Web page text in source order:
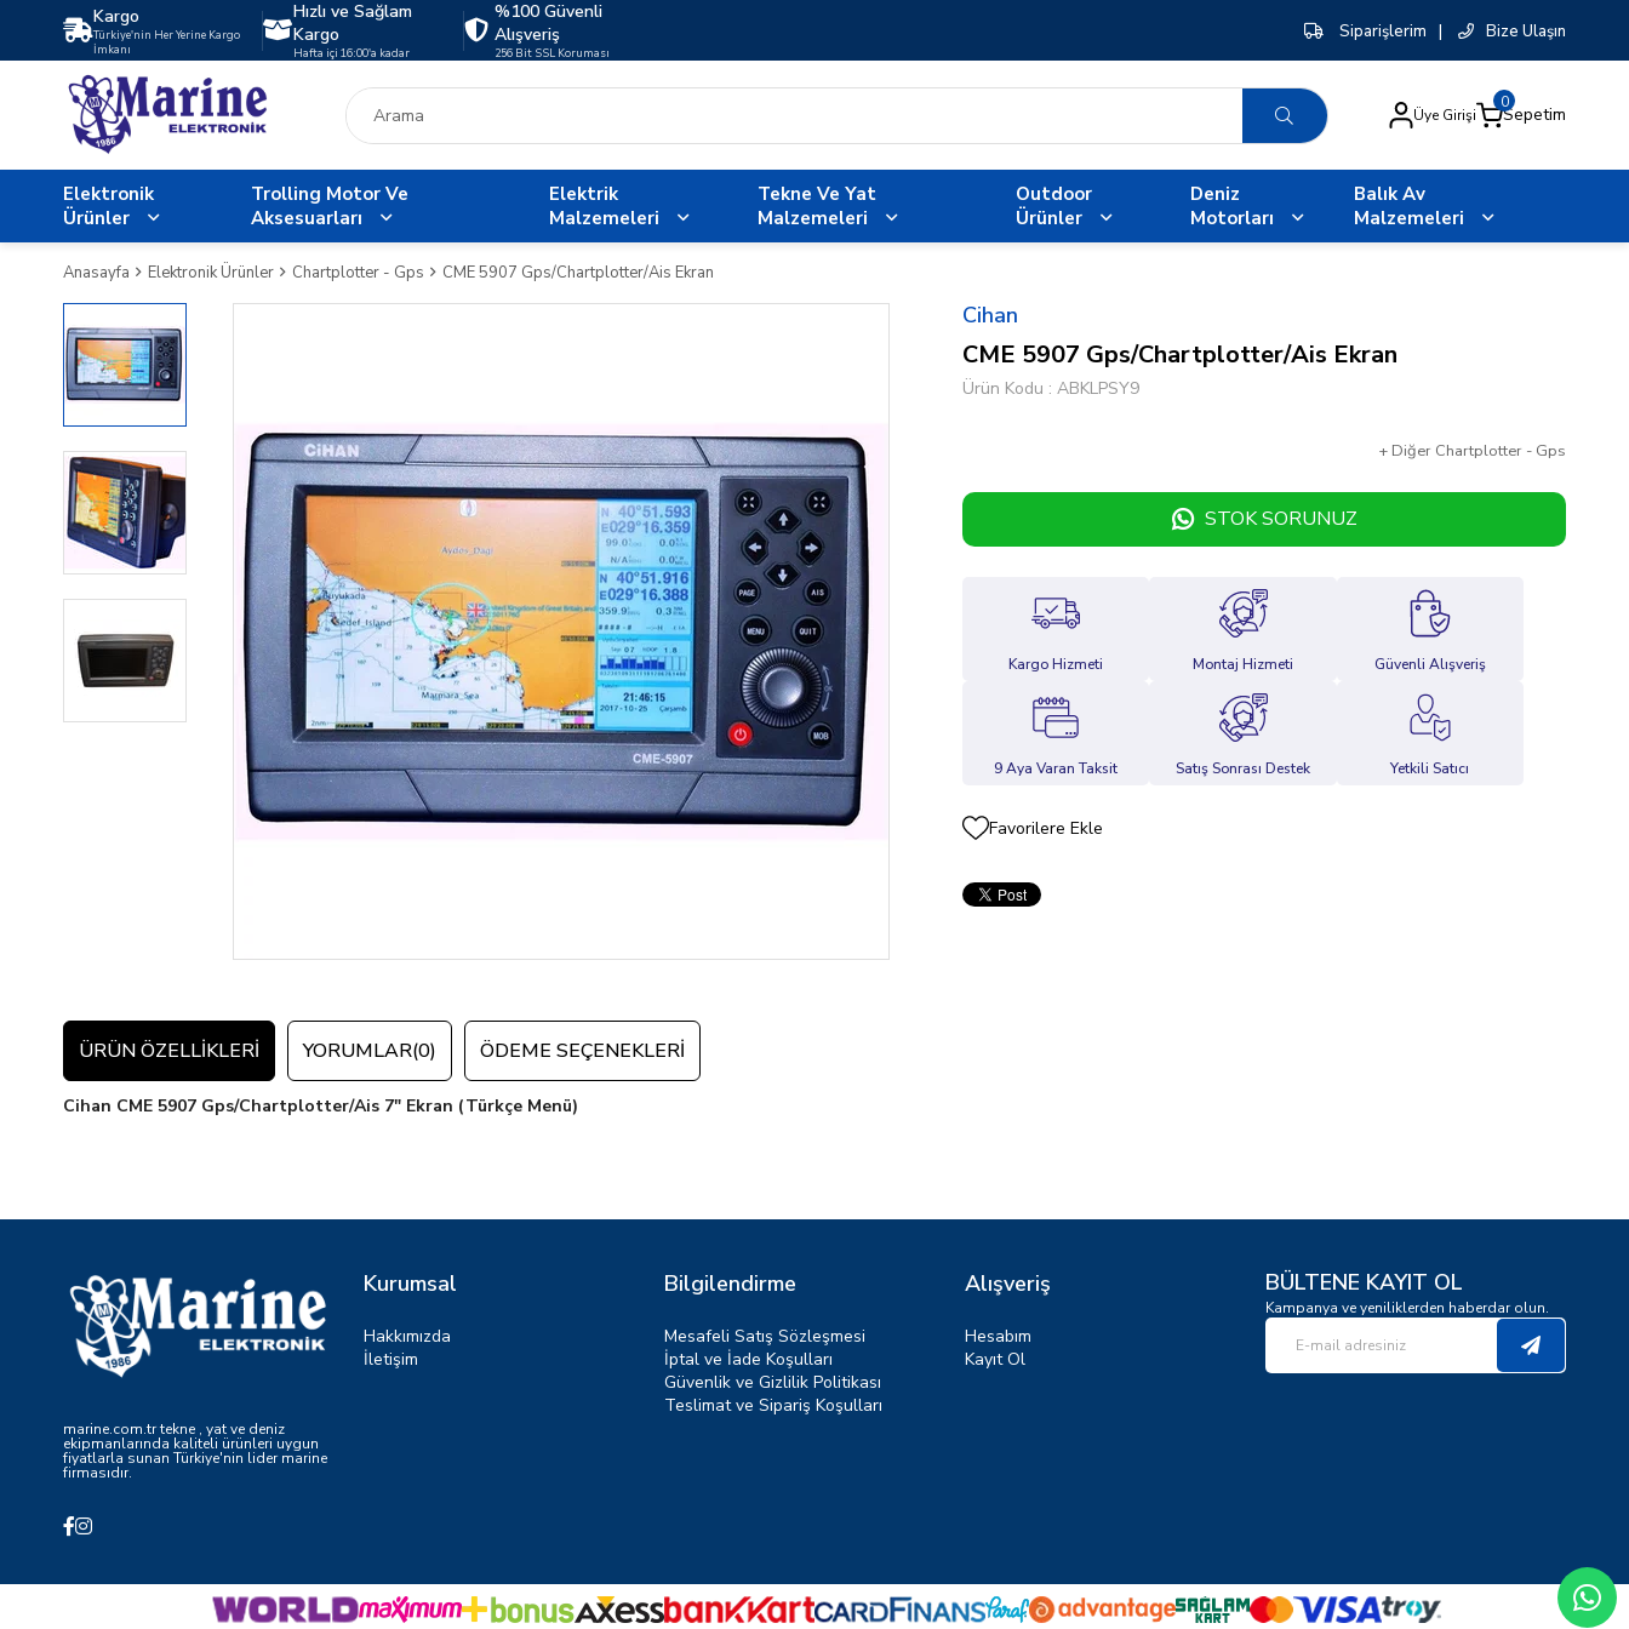
Kargo
Türkiye'nin Her Yerine Kargo
İmkanı
Hızlı ve Sağlam
Kargo
Hafta içi 16:00'a kadar
%100 Güvenli
Alışveriş
256 Bit SSL Koruması
Siparişlerim | Bize Ulaşın
Üye Girişi Sepetim
0
Elektronik
Ürünler
Trolling Motor Ve
Aksesuarları
Elektrik
Malzemeleri
Tekne Ve Yat
Malzemeleri
Outdoor
Ürünler
Deniz
Motorları
Balık Av
Malzemeleri
Anasayfa Elektronik Ürünler Chartplotter - Gps CME 5907 Gps/Chartplotter/Ais Ekran
Cihan
CME 5907 Gps/Chartplotter/Ais Ekran
Ürün Kodu ABKLPSY9
+ Diğer Chartplotter - Gps
STOK SORUNUZ
Kargo Hizmeti Montaj Hizmeti Güvenli Alışveriş
9 Aya Varan Taksit Satış Sonrası Destek Yetkili Satıcı
Favorilere Ekle
ÜRÜN ÖZELLIKLERI YORUMLAR(0) ÖDEME SEÇENEKLERI
Cihan CME 5907 Gps/Chartplotter/Ais 7" Ekran (Türkçe Menü)
marine.com.tr tekne , yat ve deniz
ekipmanlarında kaliteli ürünleri uygun
fiyatlarla sunan Türkiye'nin lider marine
firmasıdır.
Kurumsal
Hakkımızda
İletişim
Bilgilendirme
Mesafeli Satış Sözleşmesi
İptal ve İade Koşulları
Güvenlik ve Gizlilik Politikası
Teslimat ve Sipariş Koşulları
Alışveriş
Hesabım
Kayıt Ol
BÜLTENE KAYIT OL
Kampanya ve yeniliklerden haberdar olun.